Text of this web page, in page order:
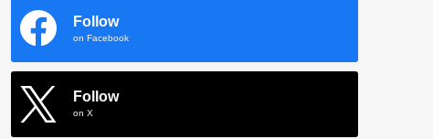
Follow
on Facebook
Follow
on X